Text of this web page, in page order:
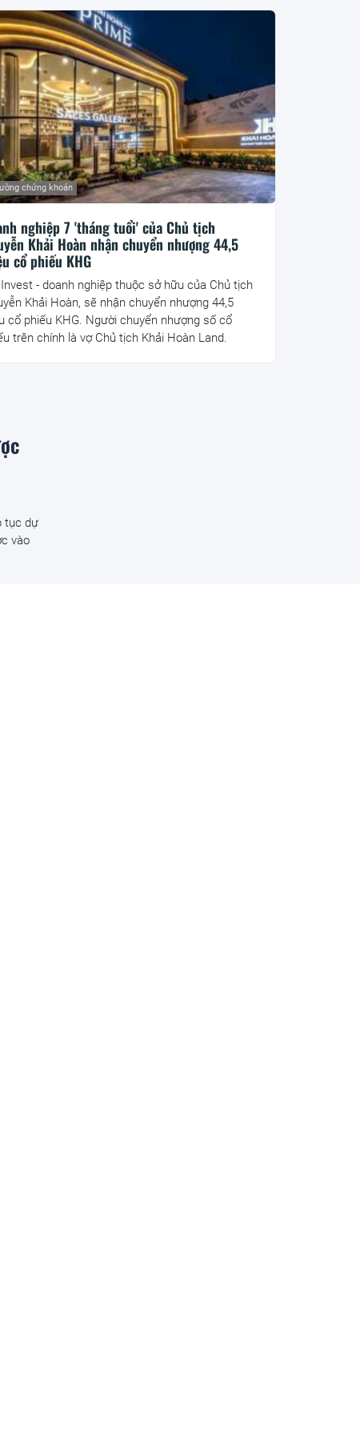
nghiệp 7 'tháng tuổi' của Chủ tịch
Khải Hoàn nhận chuyển nhượng 44,5
cổ phiếu KHG
chứng khoán
Invest - doanh nghiệp thuộc sở hữu của Chủ tịch
Khải Hoàn, sẽ nhận chuyển nhượng 44,5
cổ phiếu KHG. Người chuyển nhượng số cổ
trên chính là vợ Chủ tịch Khải Hoàn Land.
tục dự
vào